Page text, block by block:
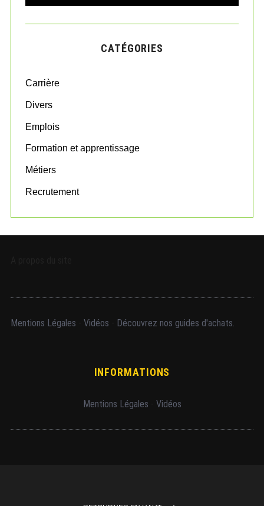
a
r
o
:
A
C
CATÉGORIES
Carrière
Divers
Emplois
Formation et apprentissage
Métiers
Recrutement
Mentions Légales Vidéos Découvrez nos guides d'achats.
INFORMATIONS
Mentions Légales Vidéos